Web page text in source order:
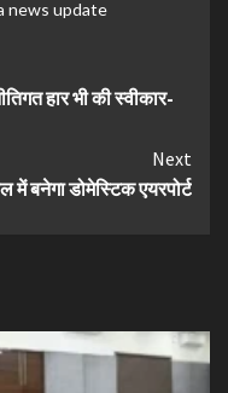
news update
हार भी की स्वीकार-
Next
में बनेगा डोमेस्टिक एयरपोर्ट